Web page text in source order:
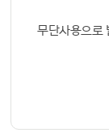
무단사용으로